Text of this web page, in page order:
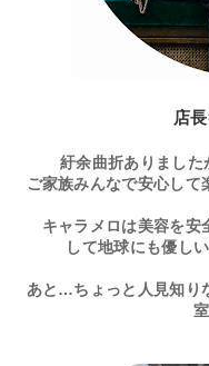
店
紆余曲折ありました
ご家族みんなで安心して
キャラメロは美容を安
して地球にも優し
あと…ちょっと人見知り